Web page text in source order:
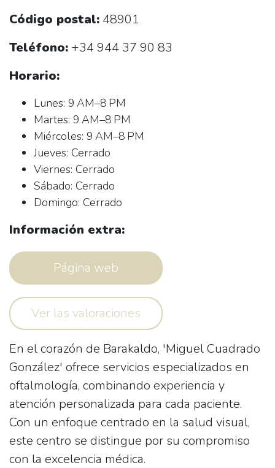
Código postal: 48901
Teléfono: +34 944 37 90 83
Horario:
Lunes: 9 AM–8 PM
Martes: 9 AM–8 PM
Miércoles: 9 AM–8 PM
Jueves: Cerrado
Viernes: Cerrado
Sábado: Cerrado
Domingo: Cerrado
Información extra:
Página web
Ver las valoraciones
En el corazón de Barakaldo, 'Miguel Cuadrado
González' ofrece servicios especializados en
oftalmología, combinando experiencia y
atención personalizada para cada paciente.
Con un enfoque centrado en la salud visual,
este centro se distingue por su compromiso
con la excelencia médica.